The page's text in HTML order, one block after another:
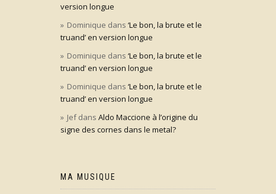
version longue
Dominique dans ‘Le bon, la brute et le
truand’ en version longue
Dominique dans ‘Le bon, la brute et le
truand’ en version longue
Dominique dans ‘Le bon, la brute et le
truand’ en version longue
Jefdans Aldo Maccione à l’origine du
signe des cornes dans le metal?
MA MUSIQUE